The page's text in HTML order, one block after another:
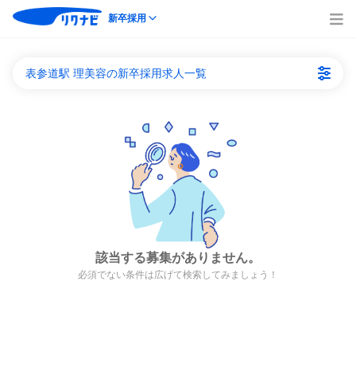
新卒採用
表参道駅 理美容の新卒採用求人一覧
該当する募集がありません。
必須でない条件は広げて検索してみましょう！